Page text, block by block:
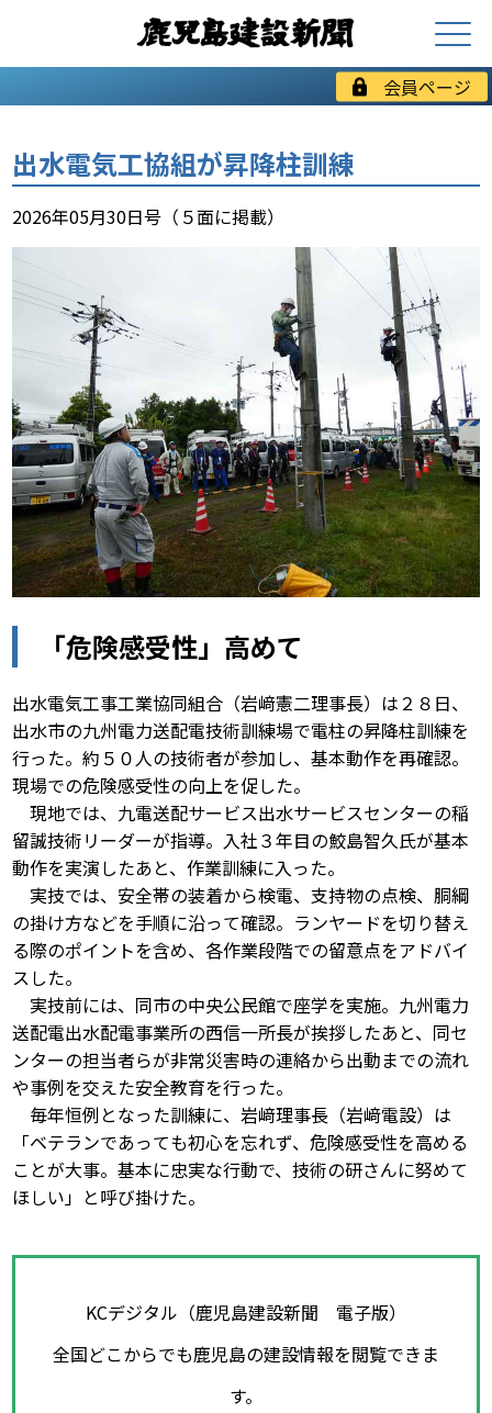
会員ページ
出水電気工協組が昇降柱訓練
2026年05月30日号（５面に掲載）
「危険感受性」高めて
出水電気工事工業協同組合（岩﨑憲二理事長）は２８日、
出水市の九州電力送配電技術訓練場で電柱の昇降柱訓練を
行った。約５０人の技術者が参加し、基本動作を再確認。
現場での危険感受性の向上を促した。
現地では、九電送配サービス出水サービスセンターの稲
留誠技術リーダーが指導。入社３年目の鮫島智久氏が基本
動作を実演したあと、作業訓練に入った。
実技では、安全帯の装着から検電、支持物の点検、胴綱
の掛け方などを手順に沿って確認。ランヤードを切り替え
る際のポイントを含め、各作業段階での留意点をアドバイ
スした。
実技前には、同市の中央公民館で座学を実施。九州電力
送配電出水配電事業所の西信一所長が挨拶したあと、同セ
ンターの担当者らが非常災害時の連絡から出動までの流れ
や事例を交えた安全教育を行った。
毎年恒例となった訓練に、岩﨑理事長（岩﨑電設）は
「ベテランであっても初心を忘れず、危険感受性を高める
ことが大事。基本に忠実な行動で、技術の研さんに努めて
ほしい」と呼び掛けた。
KCデジタル（鹿児島建設新聞 電子版）
全国どこからでも鹿児島の建設情報を閲覧できま
す。